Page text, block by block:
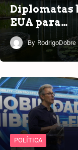
Diplomatas
EUA para…
By RodrigoDobre
POLÍTICA